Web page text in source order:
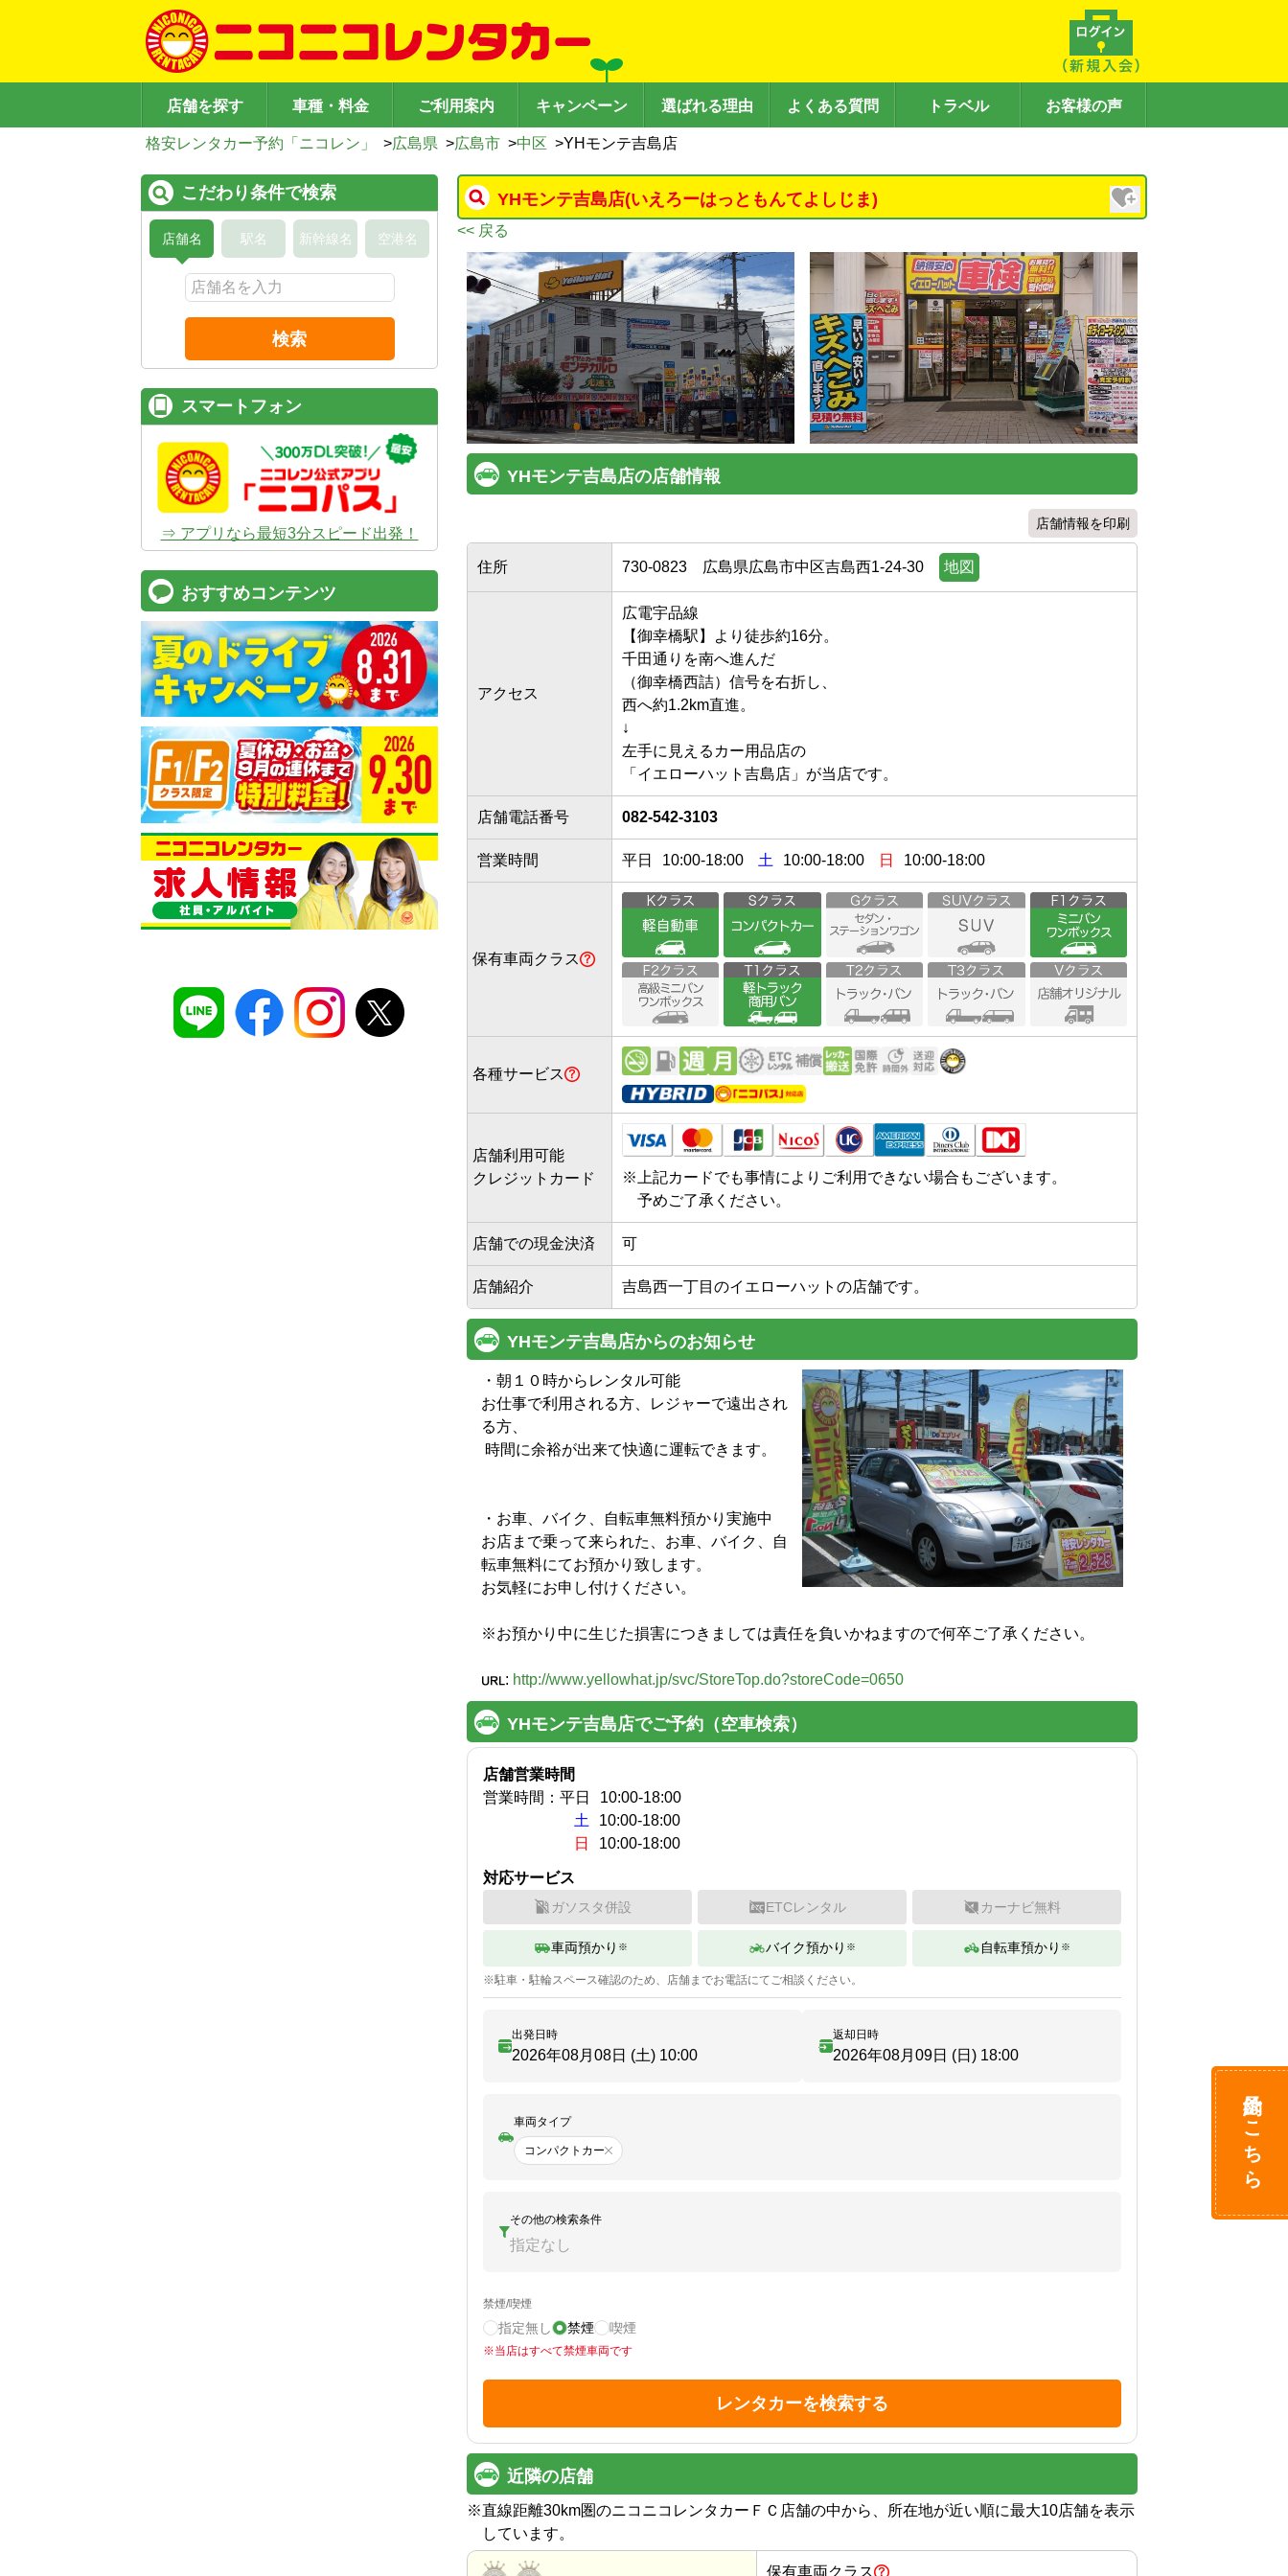
店舗を探す 車種・料金 ご利用案内 キャンペーン 選ばれる理由 よくある質問 トラベル お客様の声
格安レンタカー予約「ニコレン」 >広島県 >広島市 >中区 >YHモンテ吉島店
YHモンテ吉島店(いえろーはっともんてよしじま)
<< 戻る
YHモンテ吉島店の店舗情報
店舗情報を印刷
住所 730-0823 広島県広島市中区吉島西1-24-30 地図
アクセス
広電宇品線
【御幸橋駅】より徒歩約16分。
千田通りを南へ進んだ
（御幸橋西詰）信号を右折し、
西へ約1.2km直進。
↓
左手に見えるカー用品店の
「イエローハット吉島店」が当店です。
店舗電話番号 082-542-3103
営業時間 平日 10:00-18:00 土 10:00-18:00 日 10:00-18:00
保有車両クラス
各種サービス
店舗利用可能
クレジットカード
※ 上記カードでも事情によりご利用できない場合もございます。
予めご了承ください。
店舗での現金決済 可
店舗紹介 吉島西一丁目のイエローハットの店舗です。
YHモンテ吉島店からのお知らせ
・朝１０時からレンタル可能
お仕事で利用される方、レジャーで遠出され
る方、
・お車、バイク、自転車無料預かり実施中
お店まで乗って来られた、お車、バイク、自
転車無料にてお預かり致します。
お気軽にお申し付けください。
※お預かり中に生じた損害につきましては責任を負いかねますので何卒ご了承ください。
: http://www.yellowhat.jp/svc/StoreTop.do?storeCode=0650
YHモンテ吉島店でご予約（空車検索）
店舗営業時間
営業時間： 平日 10:00-18:00
土
10:00-18:00
日
10:00-18:00
対応サービス
ガソスタ併設 ETCレンタル カーナビ無料
車両預かり ※ バイク預かり ※ 自転車預かり ※
※駐車・駐輪スペース確認のため、店舗までお電話にてご相談ください。
出発日時
2026年08月08日 (土) 10:00
返却日時
2026年08月09日 (日) 18:00
車両タイプ
コンパクトカー
その他の検索条件
指定なし
禁煙/喫煙
指定無し 禁煙 喫煙
※当店はすべて禁煙車両です
レンタカーを検索する
近隣の店舗
※直線距離30km圏のニコニコレンタカーＦＣ店舗の中から、所在地が近い順に最大10店舗を表示
しています。
保有車両クラス
予約はこちら
こだわり条件で検索
店舗名 駅名 新幹線名 空港名
検索
スマートフォン
⇒ アプリなら最短3分スピード出発！
おすすめコンテンツ